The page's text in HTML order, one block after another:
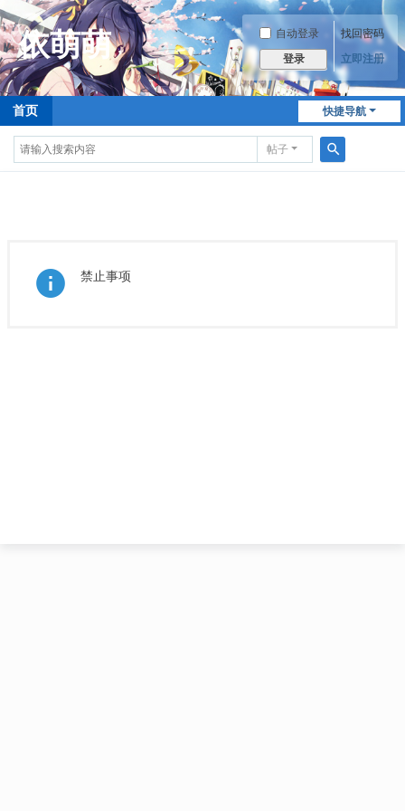
自动登录 找回密码
登录 立即注册
快捷导航
首页
帖子
搜
禁止事项